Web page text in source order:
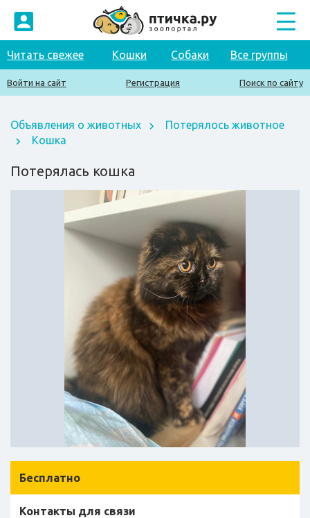
Читать свежее Кошки Собаки Все группы
Войти на сайт Регистрация Поиск по сайту
Объявления о животных
Потерялось животное
Кошка
Потерялась кошка
Бесплатно
Контакты для связи